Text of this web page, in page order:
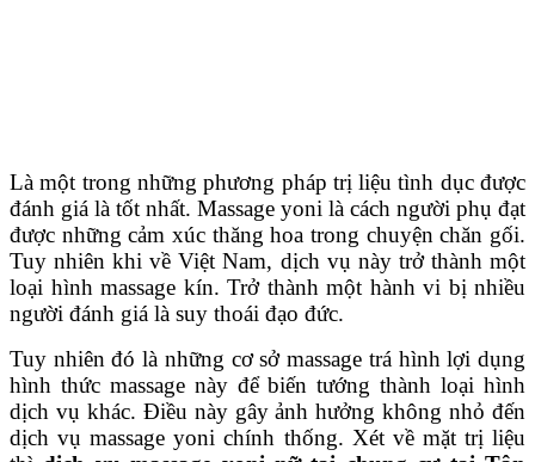
Là một trong những phương pháp trị liệu tình dục được
đánh giá là tốt nhất. Massage yoni là cách người phụ đạt
được những cảm xúc thăng hoa trong chuyện chăn gối.
Tuy nhiên khi về Việt Nam, dịch vụ này trở thành một
loại hình massage kín. Trở thành một hành vi bị nhiều
người đánh giá là suy thoái đạo đức.
Tuy nhiên đó là những cơ sở massage trá hình lợi dụng
hình thức massage này để biến tướng thành loại hình
dịch vụ khác. Điều này gây ảnh hưởng không nhỏ đến
dịch vụ massage yoni chính thống. Xét về mặt trị liệu